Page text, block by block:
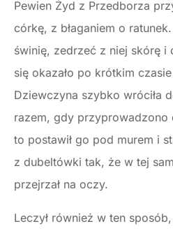
Pewien Żyd z Przedborza
córkę, z błaganiem o
świnię, zedrzeć z niej skórę i
się okazało po krótkim
Dziewczyna szybko wróciła
razem, gdy przyprowadzono
to postawił go pod murem i
z dubeltówki tak, że w tej
przejrzał na oczy.
Leczył również w ten